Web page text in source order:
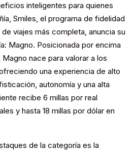
inteligentes para quienes
Smiles, el programa de fidelidad
viajes más completa, anuncia su
Magno. Posicionada por encima
nace para valorar a los
una experiencia de alto
autonomía y una alta
recibe 6 millas por real
y hasta 18 millas por dólar en
de la categoría es la